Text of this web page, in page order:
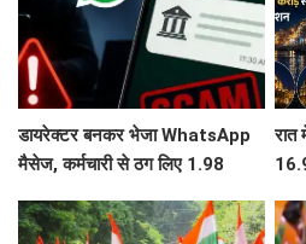
डायरेक्टर बनकर भेजा WhatsApp
मैसेज, कर्मचारी से ठग लिए 1.98
वापस दिला दिए 1.83 करोड़
रात